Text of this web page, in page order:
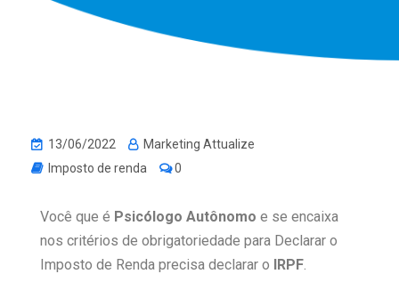
13/06/2022
Marketing Attualize
Imposto de renda
0
Você que é Psicólogo Autônomo e se encaixa
nos critérios de obrigatoriedade para Declarar o
Imposto de Renda precisa declarar o
IRPF.